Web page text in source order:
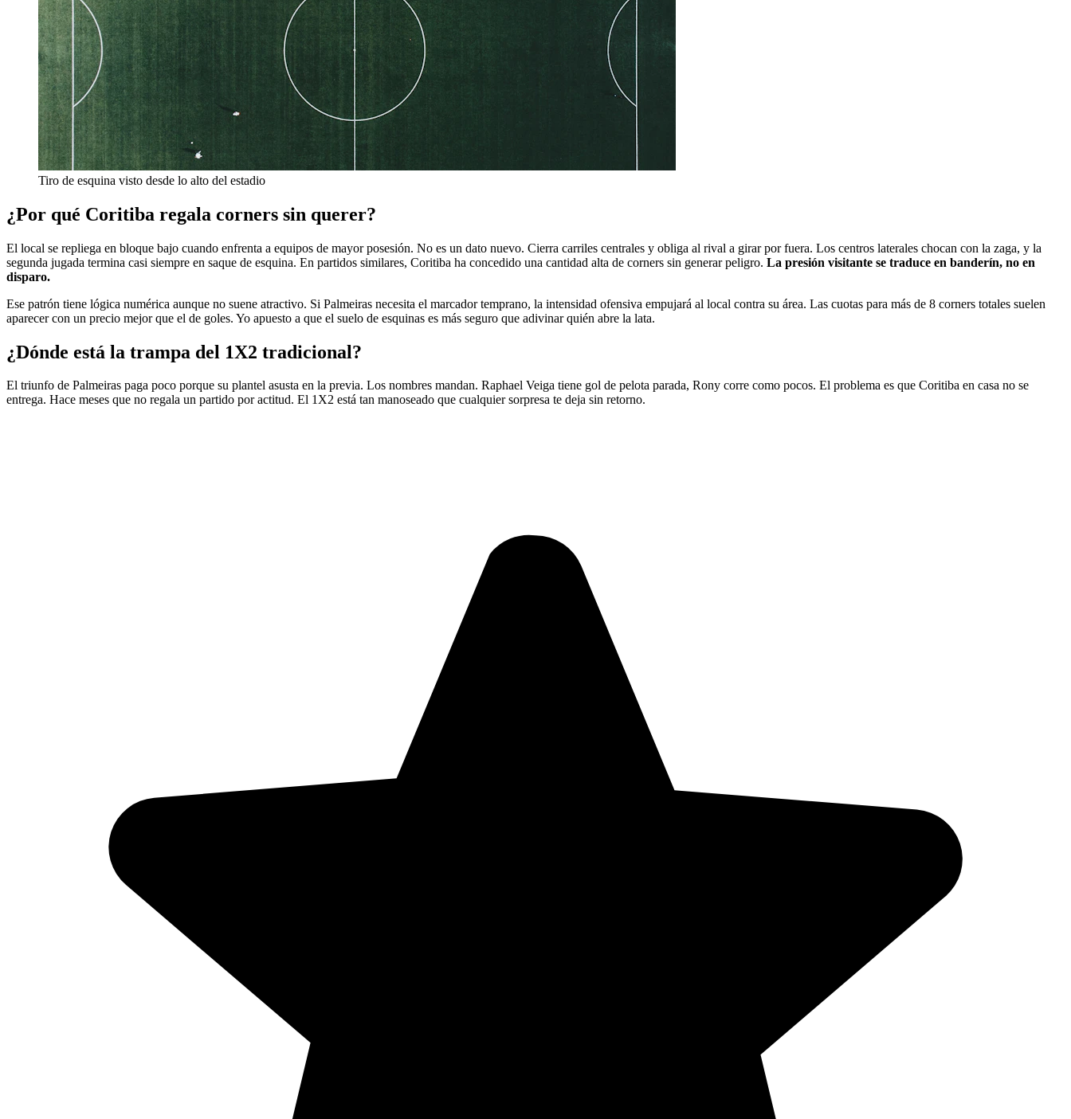
Tiro de esquina visto desde lo alto del estadio
¿Por qué Coritiba regala corners sin querer?
El local se repliega en bloque bajo cuando enfrenta a equipos de mayor posesión. No es un dato nuevo. Cierra carriles centrales y obliga al rival a girar por fuera. Los centros laterales chocan con la zaga, y la
segunda jugada termina casi siempre en saque de esquina. En partidos similares, Coritiba ha concedido una cantidad alta de corners sin generar peligro. La presión visitante se traduce en banderín, no en
disparo.
Ese patrón tiene lógica numérica aunque no suene atractivo. Si Palmeiras necesita el marcador temprano, la intensidad ofensiva empujará al local contra su área. Las cuotas para más de 8 corners totales suelen
aparecer con un precio mejor que el de goles. Yo apuesto a que el suelo de esquinas es más seguro que adivinar quién abre la lata.
¿Dónde está la trampa del 1X2 tradicional?
El triunfo de Palmeiras paga poco porque su plantel asusta en la previa. Los nombres mandan. Raphael Veiga tiene gol de pelota parada, Rony corre como pocos. El problema es que Coritiba en casa no se
entrega. Hace meses que no regala un partido por actitud. El 1X2 está tan manoseado que cualquier sorpresa te deja sin retorno.